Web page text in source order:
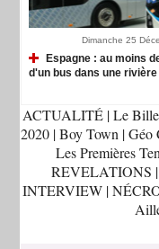
Dimanche 25
Espagne : au moins
d'un bus dans une rivière
ACTUALITÉ |Le
2020 |Boy Town |Géo
Les Premières
REVELATIONS |
INTERVIEW |